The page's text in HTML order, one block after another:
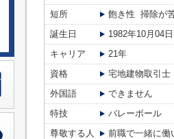
短所
飽き性 掃除が
誕生日
1982年10月04日
キャリア
21年
資格
宅地建物取引士
外国語
できません
特技
バレーボール
尊敬する人
前職で一緒に働